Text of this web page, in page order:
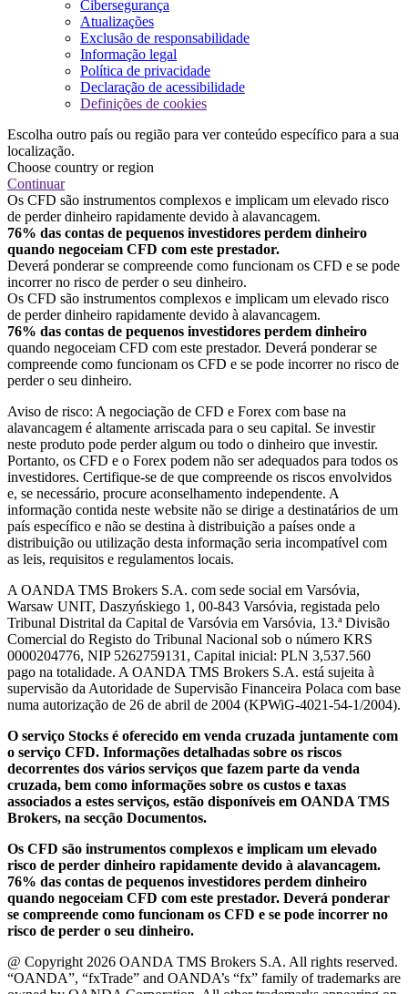
Cibersegurança
Atualizações
Exclusão de responsabilidade
Informação legal
Política de privacidade
Declaração de acessibilidade
Definições de cookies
Escolha outro país ou região para ver conteúdo específico para a sua
localização.
Choose country or region
Continuar
Os CFD são instrumentos complexos e implicam um elevado risco
de perder dinheiro rapidamente devido à alavancagem.
76% das contas de pequenos investidores perdem dinheiro
quando negoceiam CFD com este prestador.
Deverá ponderar se compreende como funcionam os CFD e se pode
incorrer no risco de perder o seu dinheiro.
Os CFD são instrumentos complexos e implicam um elevado risco
de perder dinheiro rapidamente devido à alavancagem.
76% das contas de pequenos investidores perdem dinheiro
quando negoceiam CFD com este prestador. Deverá ponderar se
compreende como funcionam os CFD e se pode incorrer no risco de
perder o seu dinheiro.
Aviso de risco: A negociação de CFD e Forex com base na
alavancagem é altamente arriscada para o seu capital. Se investir
neste produto pode perder algum ou todo o dinheiro que investir.
Portanto, os CFD e o Forex podem não ser adequados para todos os
investidores. Certifique-se de que compreende os riscos envolvidos
e, se necessário, procure aconselhamento independente. A
informação contida neste website não se dirige a destinatários de um
país específico e não se destina à distribuição a países onde a
distribuição ou utilização desta informação seria incompatível com
as leis, requisitos e regulamentos locais.
A OANDA TMS Brokers S.A. com sede social em Varsóvia,
Warsaw UNIT, Daszyńskiego 1, 00-843 Varsóvia, registada pelo
Tribunal Distrital da Capital de Varsóvia em Varsóvia, 13.ª Divisão
Comercial do Registo do Tribunal Nacional sob o número KRS
0000204776, NIP 5262759131, Capital inicial: PLN 3,537.560
pago na totalidade. A OANDA TMS Brokers S.A. está sujeita à
supervisão da Autoridade de Supervisão Financeira Polaca com base
numa autorização de 26 de abril de 2004 (KPWiG-4021-54-1/2004).
O serviço Stocks é oferecido em venda cruzada juntamente com
o serviço CFD. Informações detalhadas sobre os riscos
decorrentes dos vários serviços que fazem parte da venda
cruzada, bem como informações sobre os custos e taxas
associados a estes serviços, estão disponíveis em OANDA TMS
Brokers, na secção Documentos.
Os CFD são instrumentos complexos e implicam um elevado
risco de perder dinheiro rapidamente devido à alavancagem.
76% das contas de pequenos investidores perdem dinheiro
quando negoceiam CFD com este prestador. Deverá ponderar
se compreende como funcionam os CFD e se pode incorrer no
risco de perder o seu dinheiro.
@ Copyright 2026 OANDA TMS Brokers S.A. All rights reserved.
“OANDA”, “fxTrade” and OANDA’s “fx” family of trademarks are